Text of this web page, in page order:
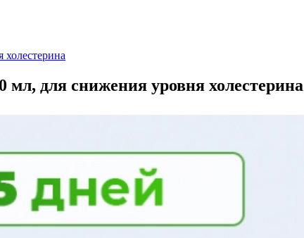
для снижения уровня холестерина